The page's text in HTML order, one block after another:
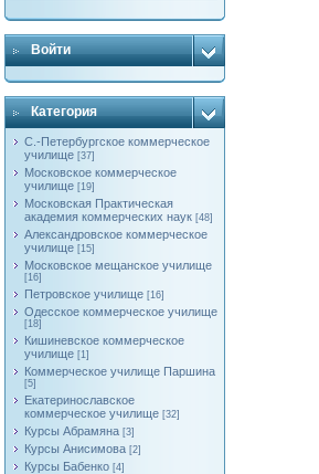
Войти
Категория
С.-Петербургское коммерческое
училище [37]
Московское коммерческое
училище [19]
Московская Практическая
академия коммерческих наук [48]
Александровское коммерческое
училище [15]
Московское мещанское училище
[16]
Петровское училище [16]
Одесское коммерческое училище
[18]
Кишиневское коммерческое
училище [1]
Коммерческое училище Паршина
[5]
Екатеринославское
коммерческое училище [32]
Курсы Абрамяна [3]
Курсы Анисимова [2]
Курсы Бабенко [4]